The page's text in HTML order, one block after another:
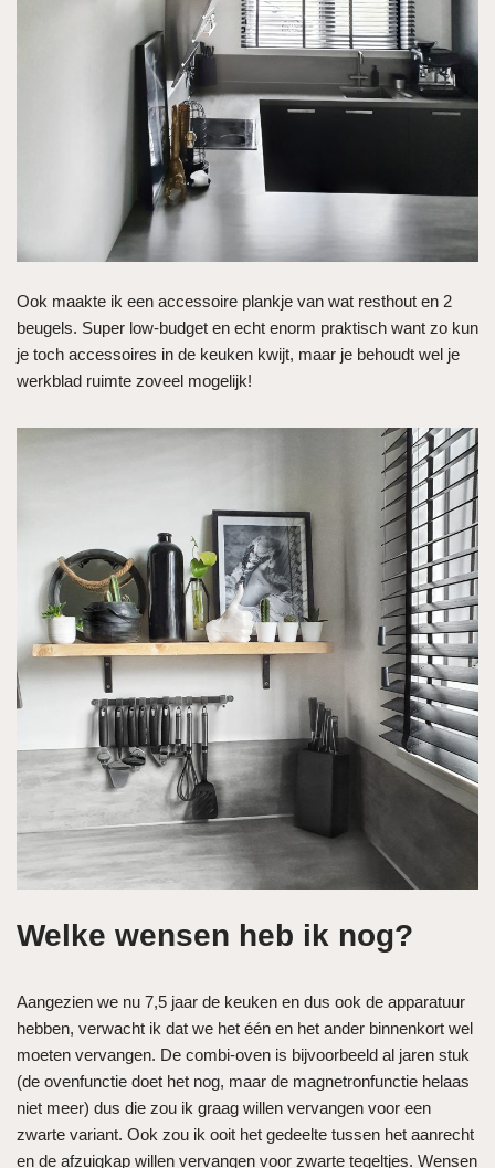
Ook maakte ik een accessoire plankje van wat resthout en 2
beugels. Super low-budget en echt enorm praktisch want zo kun
je toch accessoires in de keuken kwijt, maar je behoudt wel je
werkblad ruimte zoveel mogelijk!
Welke wensen heb ik nog?
Aangezien we nu 7,5 jaar de keuken en dus ook de apparatuur
hebben, verwacht ik dat we het één en het ander binnenkort wel
moeten vervangen. De combi-oven is bijvoorbeeld al jaren stuk
(de ovenfunctie doet het nog, maar de magnetronfunctie helaas
niet meer) dus die zou ik graag willen vervangen voor een
zwarte variant. Ook zou ik ooit het gedeelte tussen het aanrecht
en de afzuigkap willen vervangen voor zwarte tegeltjes. Wensen